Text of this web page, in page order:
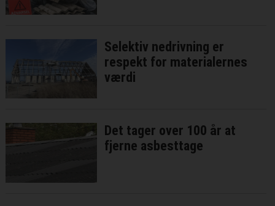
Selektiv nedrivning er
respekt for materialernes
værdi
Det tager over 100 år at
fjerne asbesttage